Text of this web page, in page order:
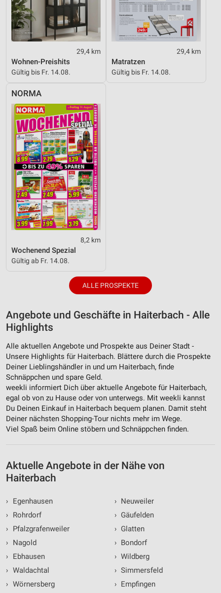
29,4 km
Wohnen-Preishits
Gültig bis Fr. 14.08.
29,4 km
Matratzen
Gültig bis Fr. 14.08.
NORMA
8,2 km
Wochenend Spezial
Gültig ab Fr. 14.08.
ALLE PROSPEKTE
Angebote und Geschäfte in Haiterbach - Alle
Highlights
Alle aktuellen Angebote und Prospekte aus Deiner Stadt -
Unsere Highlights für Haiterbach. Blättere durch die Prospekte
Deiner Lieblingshändler in und um Haiterbach, finde
Schnäppchen und spare Geld.
weekli informiert Dich über aktuelle Angebote für Haiterbach,
egal ob von zu Hause oder von unterwegs. Mit weekli kannst
Du Deinen Einkauf in Haiterbach bequem planen. Damit steht
Deiner nächsten Shopping-Tour nichts mehr im Wege.
Viel Spaß beim Online stöbern und Schnäppchen finden.
Aktuelle Angebote in der Nähe von
Haiterbach
›
Egenhausen
›
Rohrdorf
›
Pfalzgrafenweiler
›
Nagold
›
Ebhausen
› Waldachtal
› Wörnersberg
› Neuweiler
› Gäufelden
› Glatten
› Bondorf
› Wildberg
› Simmersfeld
› Empfingen
Performance
Funktional